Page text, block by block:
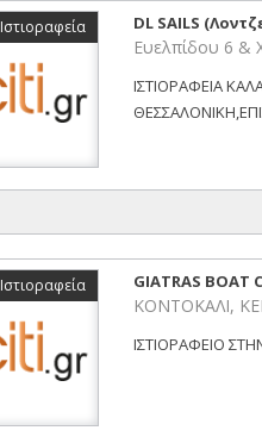
Ιστιοραφεία DL SAILS
Ευελπίδου 6 &
ΙΣΤΙΟΡΑΦΕΙΑ
Ιστιοραφεία GIATRAS BOAT
ΚΟΝΤΟΚΑΛΙ,
ΙΣΤΙΟΡΑΦΕΙΟ